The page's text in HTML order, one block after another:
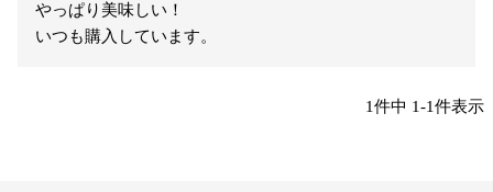
やっぱり美味しい！
いつも購入しています。
1件中 1-1件表示